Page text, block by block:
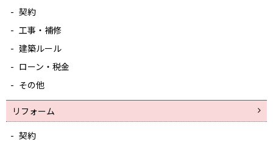
契約
工事・補修
建築ルール
ローン・税金
その他
リフォーム
契約